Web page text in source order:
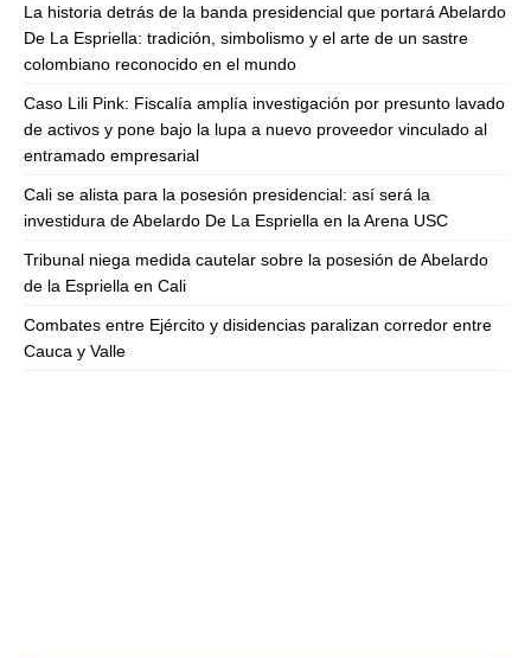
La historia detrás de la banda presidencial que portará Abelardo
De La Espriella: tradición, simbolismo y el arte de un sastre
colombiano reconocido en el mundo
Caso Lili Pink: Fiscalía amplía investigación por presunto lavado
de activos y pone bajo la lupa a nuevo proveedor vinculado al
entramado empresarial
Cali se alista para la posesión presidencial: así será la
investidura de Abelardo De La Espriella en la Arena USC
Tribunal niega medida cautelar sobre la posesión de Abelardo
de la Espriella en Cali
Combates entre Ejército y disidencias paralizan corredor entre
Cauca y Valle